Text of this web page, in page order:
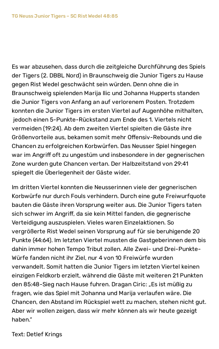
TG Neuss Junior Tigers – SC Rist Wedel 48:85
Es war abzusehen, dass durch die zeitgleiche Durchführung des Spiels
der Tigers (2. DBBL Nord) in Braunschweig die Junior Tigers zu Hause
gegen Rist Wedel geschwächt sein würden. Denn ohne die in
Braunschweig spielenden Marija Ilic und Johanna Hupperts standen
die Junior Tigers von Anfang an auf verlorenem Posten. Trotzdem
konnten die Junior Tigers im ersten Viertel auf Augenhöhe mithalten,
jedoch einen 5-Punkte-Rückstand zum Ende des 1. Viertels nicht
vermeiden (19:24). Ab dem zweiten Viertel spielten die Gäste ihre
Größenvorteile aus, bekamen somit mehr Offensiv-Rebounds und die
Chancen zu erfolgreichen Korbwürfen. Das Neusser Spiel hingegen
war im Angriff oft zu ungestüm und insbesondere in der gegnerischen
Zone wurden gute Chancen vertan. Der Halbzeitstand von 29:41
spiegelt die Überlegenheit der Gäste wider.
Im dritten Viertel konnten die Neusserinnen viele der gegnerischen
Korbwürfe nur durch Fouls verhindern. Durch eine gute Freiwurfquote
bauten die Gäste ihren Vorsprung weiter aus. Die Junior Tigers taten
sich schwer im Angriff, da sie kein Mittel fanden, die gegnerische
Verteidigung auszuspielen. Vieles waren Einzelaktionen. So
vergrößerte Rist Wedel seinen Vorsprung auf für sie beruhigende 20
Punkte (44:64). Im letzten Viertel mussten die Gastgeberinnen dem bis
dahin immer hohen Tempo Tribut zollen. Alle Zwei- und Drei-Punkte-
Würfe fanden nicht ihr Ziel, nur 4 von 10 Freiwürfe wurden
verwandelt. Somit hatten die Junior Tigers im letzten Viertel keinen
einzigen Feldkorb erzielt, während die Gäste mit weiteren 21 Punkten
den 85:48-Sieg nach Hause fuhren. Dragan Ciric: „Es ist müßig zu
fragen, wie das Spiel mit Johanna und Marija verlaufen wäre. Die
Chancen, den Abstand im Rückspiel wett zu machen, stehen nicht gut.
Aber wir wollen zeigen, dass wir mehr können als wir heute gezeigt
haben.“
Text: Detlef Krings